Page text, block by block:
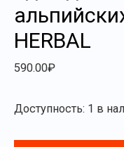
HERBAL
590.00₽
Доступность: 1 в
ароматом
альпийских
SIBERIAN